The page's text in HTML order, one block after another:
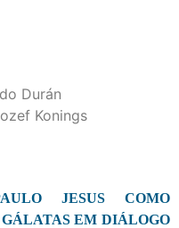
Durán
Konings
JESUS COMO
EM DIÁLOGO